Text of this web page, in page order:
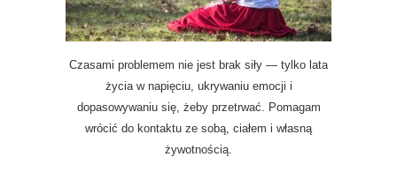
Czasami problemem nie jest brak siły — tylko lata
życia w napięciu, ukrywaniu emocji i
dopasowywaniu się, żeby przetrwać. Pomagam
wrócić do kontaktu ze sobą, ciałem i własną
żywotnością.